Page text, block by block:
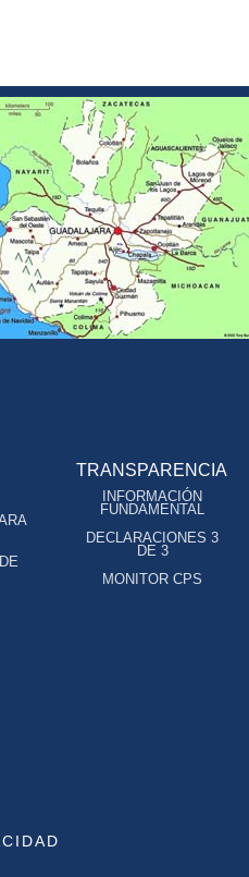
TRANSPARENCIA
INFORMACIÓN
FUNDAMENTAL
DECLARACIONES 3
DE 3
MONITOR CPS